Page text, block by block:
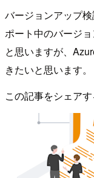
バージョンアップ
ポート中のバージ
と思いますが、
きたいと思います。
この記事をシェアす